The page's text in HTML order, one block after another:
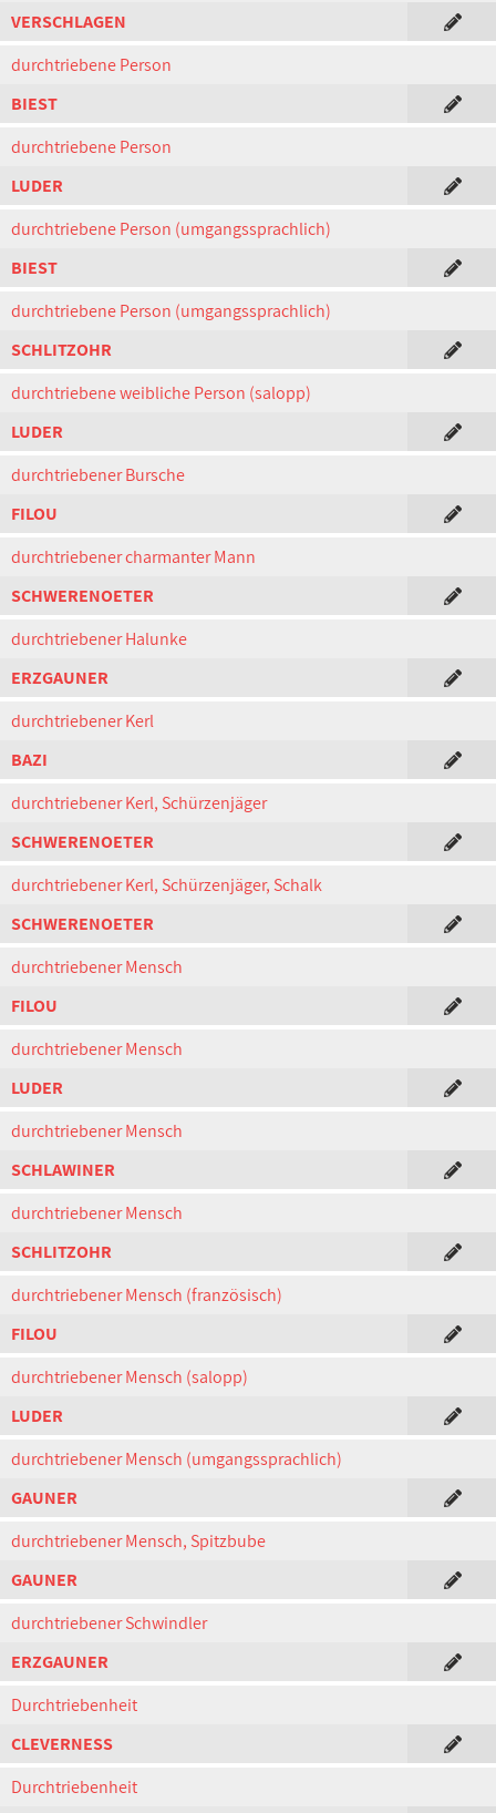
VERSCHLAGEN
durchtriebene Person
BIEST
durchtriebene Person
LUDER
durchtriebene Person (umgangssprachlich)
BIEST
durchtriebene Person (umgangssprachlich)
SCHLITZOHR
durchtriebene weibliche Person (salopp)
LUDER
durchtriebener Bursche
FILOU
durchtriebener charmanter Mann
SCHWERENOETER
durchtriebener Halunke
ERZGAUNER
durchtriebener Kerl
BAZI
durchtriebener Kerl, Schürzenjäger
SCHWERENOETER
durchtriebener Kerl, Schürzenjäger, Schalk
SCHWERENOETER
durchtriebener Mensch
FILOU
durchtriebener Mensch
LUDER
durchtriebener Mensch
SCHLAWINER
durchtriebener Mensch
SCHLITZOHR
durchtriebener Mensch (französisch)
FILOU
durchtriebener Mensch (salopp)
LUDER
durchtriebener Mensch (umgangssprachlich)
GAUNER
durchtriebener Mensch, Spitzbube
GAUNER
durchtriebener Schwindler
ERZGAUNER
Durchtriebenheit
CLEVERNESS
Durchtriebenheit